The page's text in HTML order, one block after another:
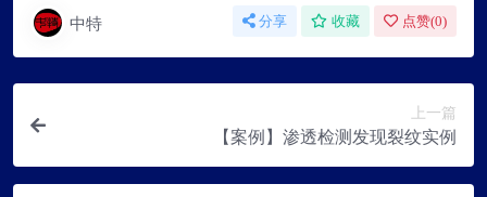
中特 分享 收藏 点赞(0)
上一篇
【案例】渗透检测发现裂纹实例